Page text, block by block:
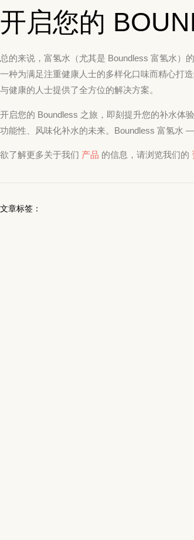
开启您的
总的来说，富氢水（尤其是 Boundless 富氢水）
一种为满足注重健康人士的多样化口味而精心打
与健康的人士提供了全方位的解决方案。
开启您的 Boundless 之旅，即刻提升您的补水体
功能性、风味化补水的未来。Boundless 富氢水
欲了解更多关于我们 产品 的信息，请浏览我们的
文章标签：